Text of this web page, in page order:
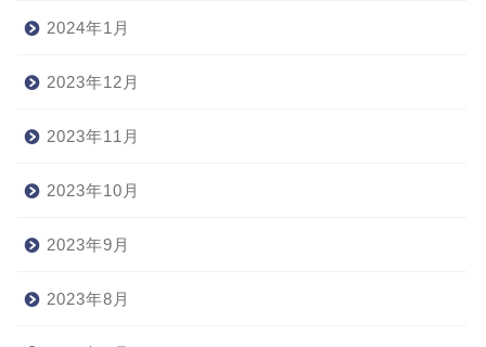
2024年1月
2023年12月
2023年11月
2023年10月
2023年9月
2023年8月